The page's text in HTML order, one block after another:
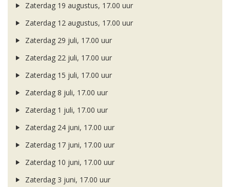
Zaterdag 19 augustus, 17.00 uur
Zaterdag 12 augustus, 17.00 uur
Zaterdag 29 juli, 17.00 uur
Zaterdag 22 juli, 17.00 uur
Zaterdag 15 juli, 17.00 uur
Zaterdag 8 juli, 17.00 uur
Zaterdag 1 juli, 17.00 uur
Zaterdag 24 juni, 17.00 uur
Zaterdag 17 juni, 17.00 uur
Zaterdag 10 juni, 17.00 uur
Zaterdag 3 juni, 17.00 uur